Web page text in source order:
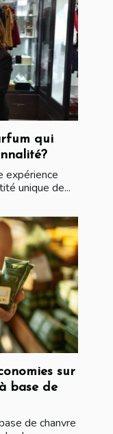
qui
expérience
unique de...
sur
base de
de chanvre